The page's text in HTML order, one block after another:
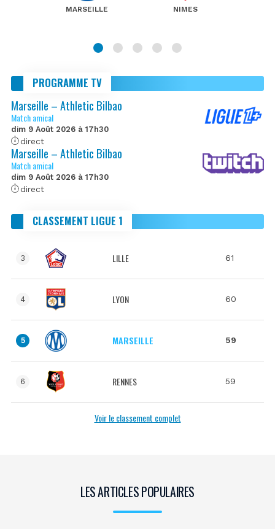
MARSEILLE NIMES
PROGRAMME TV
Marseille – Athletic Bilbao
Match amical
dim 9 Août 2026 à 17h30
direct
Marseille – Athletic Bilbao
Match amical
dim 9 Août 2026 à 17h30
direct
CLASSEMENT LIGUE 1
3 LILLE 61
4 LYON 60
5 MARSEILLE 59
6 RENNES 59
Voir le classement complet
LES ARTICLES POPULAIRES